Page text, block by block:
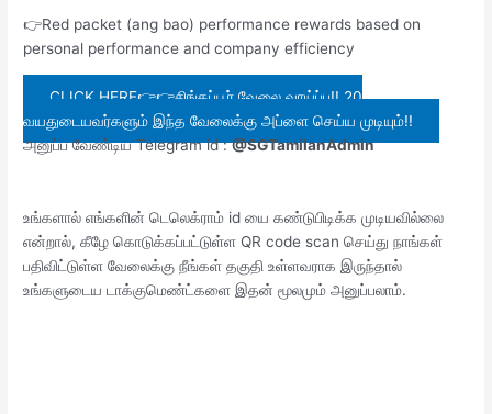
👉Red packet (ang bao) performance rewards based on
personal performance and company efficiency
CLICK HERE👉👉சிங்கப்பூர் வேலை வாய்ப்பு!! 20
வயதுடையவர்களும் இந்த வேலைக்கு அப்ளை செய்ய முடியும்!!
அனுப்ப வேண்டிய Telegram id :@SGTamilanAdmin
உங்களால் எங்களின் டெலெக்ராம் id யை கண்டுபிடிக்க முடியவில்லை
என்றால், கீழே கொடுக்கப்பட்டுள்ள QR code scan செய்து நாங்கள்
பதிவிட்டுள்ள வேலைக்கு நீங்கள் தகுதி உள்ளவராக இருந்தால்
உங்களுடைய டாக்குமெண்ட்களை இதன் மூலமும் அனுப்பலாம்.